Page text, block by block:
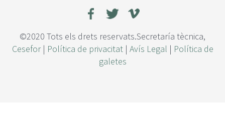
©2020 Tots els drets reservats.Secretaría tècnica,
Cesefor| Política de privacitat| Avís Legal | Política de
galetes